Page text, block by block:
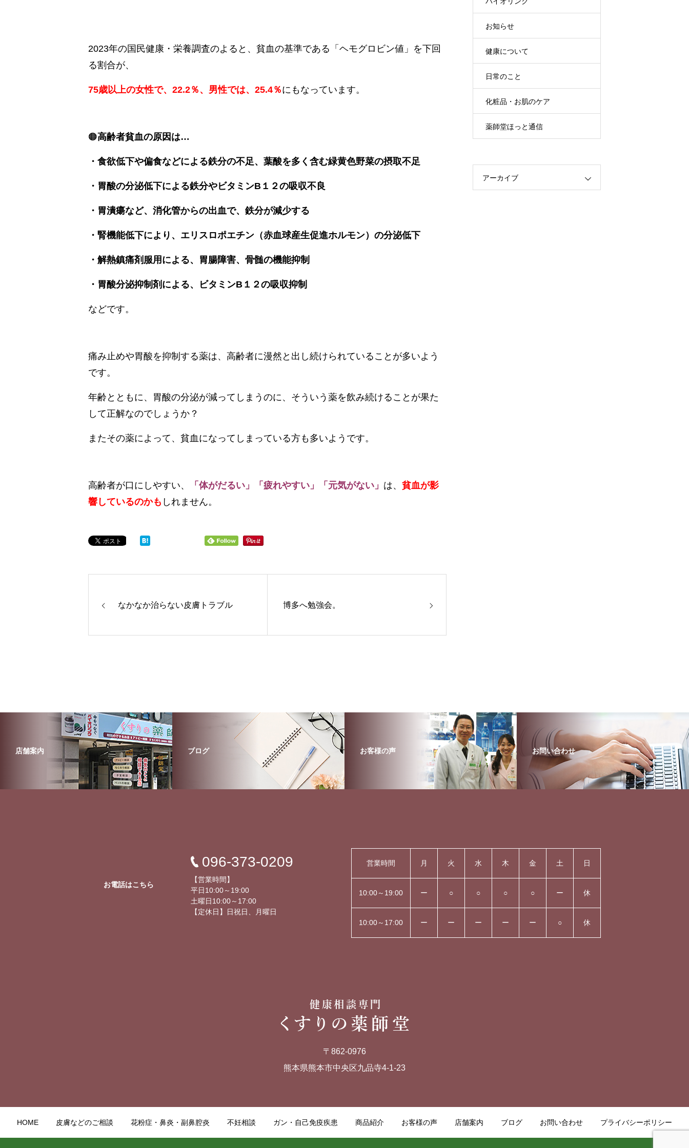
2023年の国民健康・栄養調査のよると、貧血の基準である「ヘモグロビン値」を下回
る割合が、
75歳以上の女性で、22.2％、男性では、25.4％にもなっています。
🟠高齢者貧血の原因は…
・食欲低下や偏食などによる鉄分の不足、葉酸を多く含む緑黄色野菜の摂取不足
・胃酸の分泌低下による鉄分やビタミンB１２の吸収不良
・胃潰瘍など、消化管からの出血で、鉄分が減少する
・腎機能低下により、エリスロポエチン（赤血球産生促進ホルモン）の分泌低下
・解熱鎮痛剤服用による、胃腸障害、骨髄の機能抑制
・胃酸分泌抑制剤による、ビタミンB１２の吸収抑制
などです。
痛み止めや胃酸を抑制する薬は、高齢者に漫然と出し続けられていることが多いよう
です。
年齢とともに、胃酸の分泌が減ってしまうのに、そういう薬を飲み続けることが果た
して正解なのでしょうか？
またその薬によって、貧血になってしまっている方も多いようです。
高齢者が口にしやすい、 「体がだるい」「疲れやすい」「元気がない」 は、 貧血が影
響しているのかも しれません。
なかなか治らない皮膚トラブル 博多へ勉強会。
お知らせ
健康について
日常のこと
化粧品・お肌のケア
薬師堂ほっと通信
アーカイブ
店舗案内 ブログ お客様の声 お問い合わせ
お電話はこちら
096-373-0209
【営業時間】
平日10:00～19:00
土曜日10:00～17:00
【定休日】日祝日、月曜日
営業時間 月 火 水 木 金 土 日
10:00～19:00 ー ○ ○ ○ ○ ー 休
10:00～17:00 ー ー ー ー ー ○ 休
〒862-0976
熊本県熊本市中央区九品寺4-1-23
HOME 皮膚などのご相談 花粉症・鼻炎・副鼻腔炎 不妊相談 ガン・自己免疫疾患 商品紹介 お客様の声 店舗案内 ブログ お問い合わせ プライバシーポリシー